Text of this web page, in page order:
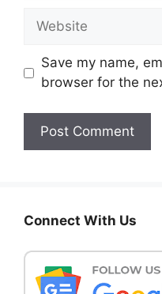
Website
Save my name,
browser for the
Connect With Us